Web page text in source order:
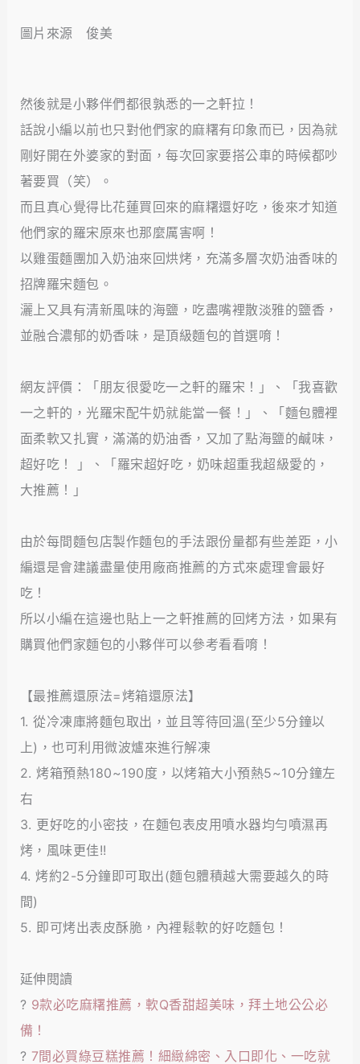
圖片來源 俊美
然後就是小夥伴們都很孰悉的一之軒拉！
話說小編以前也只對他們家的麻糬有印象而已，因為就
剛好開在外婆家的對面，每次回家要搭公車的時候都吵
著要買（笑）。
而且真心覺得比花蓮買回來的麻糬還好吃，後來才知道
他們家的羅宋原來也那麼厲害啊！
以雞蛋麵團加入奶油來回烘烤，充滿多層次奶油香味的
招牌羅宋麵包。
灑上又具有清新風味的海鹽，吃盡嘴裡散淡雅的鹽香，
並融合濃郁的奶香味，是頂級麵包的首選唷！
網友評價：「朋友很愛吃一之軒的羅宋！」、「我喜歡
一之軒的，光羅宋配牛奶就能當一餐！」、「麵包體裡
面柔軟又扎實，滿滿的奶油香，又加了點海鹽的鹹味，
超好吃！ 」、「羅宋超好吃，奶味超重我超級愛的，
大推薦！」
由於每間麵包店製作麵包的手法跟份量都有些差距，小
編還是會建議盡量使用廠商推薦的方式來處理會最好
吃！
所以小編在這邊也貼上一之軒推薦的回烤方法，如果有
購買他們家麵包的小夥伴可以參考看看唷！
【最推薦還原法=烤箱還原法】
1. 從冷凍庫將麵包取出，並且等待回溫(至少5分鐘以
上)，也可利用微波爐來進行解凍
2. 烤箱預熱180~190度，以烤箱大小預熱5~10分鐘左
右
3. 更好吃的小密技，在麵包表皮用噴水器均勻噴濕再
烤，風味更佳!!
4. 烤約2-5分鐘即可取出(麵包體積越大需要越久的時
間)
5. 即可烤出表皮酥脆，內裡鬆軟的好吃麵包！
延伸閱讀
? 9款必吃麻糬推薦，軟Q香甜超美味，拜土地公公必
備！
? 7間必買綠豆糕推薦！細緻綿密、入口即化、一吃就